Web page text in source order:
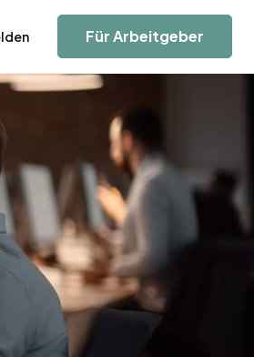
Für Arbeitgeber